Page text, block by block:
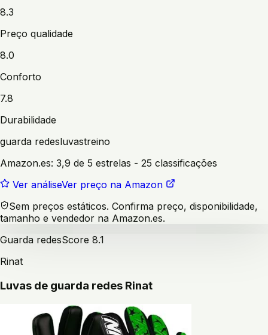
8.3
Preço qualidade
8.0
Conforto
7.8
Durabilidade
guarda redesluvastreino
Amazon.es: 3,9 de 5 estrelas - 25 classificações
Ver análiseVer preço na Amazon
Sem preços estáticos. Confirma preço, disponibilidade,
tamanho e vendedor na Amazon.es.
Guarda redesScore 8.1
Rinat
Luvas de guarda redes Rinat